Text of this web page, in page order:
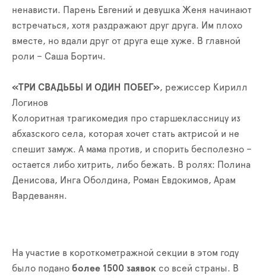
ненависти. Парень Евгений и девушка Женя начинают
встречаться, хотя раздражают друг друга. Им плохо
вместе, но вдали друг от друга еще хуже. В главной
роли – Саша Бортич.
«ТРИ СВАДЬБЫ И ОДИН ПОБЕГ», режиссер Кирилл
Логинов
Колоритная трагикомедия про старшеклассницу из
абхазского села, которая хочет стать актрисой и не
спешит замуж. А мама против, и спорить бесполезно –
остается либо хитрить, либо бежать. В ролях: Полина
Денисова, Инга Оболдина, Роман Евдокимов, Арам
Вардеванян.
На участие в короткометражной секции в этом году
было подано более 1500 заявок со всей страны. В